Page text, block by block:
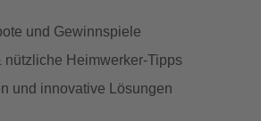
und Gewinnspiele
nützliche Heimwerker-Tipps
und innovative Lösungen